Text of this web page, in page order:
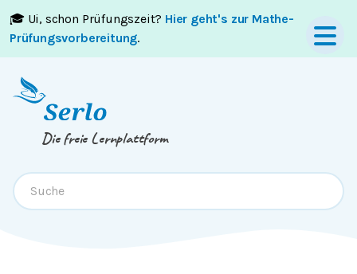
🎓 Ui, schon Prüfungszeit? Hier geht's zur Mathe-
Prüfungsvorbereitung.
Springe zumInhaltoderFooter
Die freie Lernplattform